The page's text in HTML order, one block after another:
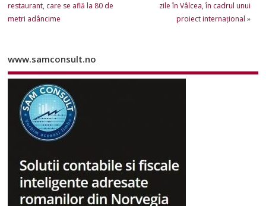
restaurant, care se află la 80 de
metri adâncime
zile în Vâlcea, în cadrul unui
proiect internaţional »
www.samconsult.no